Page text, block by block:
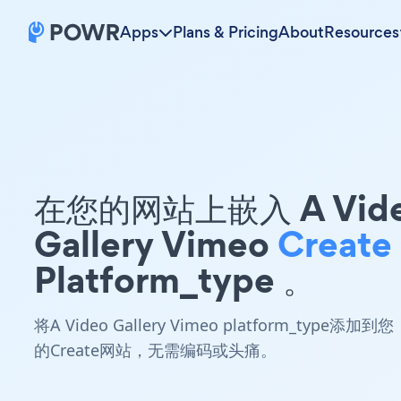
Apps Plans & PricingAboutResources
在您的网站上嵌入 A
Gallery VimeoCreate
Platform_type 。
将A Video Gallery Vimeo platform_type添加到您
的Create网站，无需编码或头痛。